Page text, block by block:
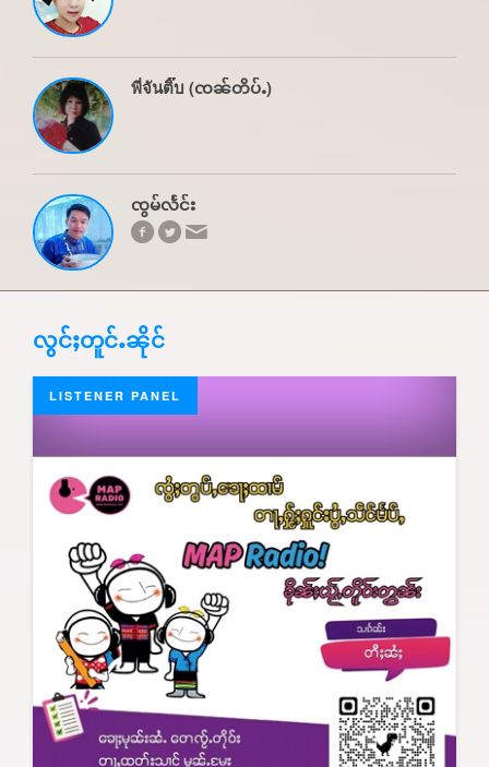
พี่จันติ๊บ (ၸၼ်တိပ်ႉ)
ၸွမ်လႅင်း
လွင်ႈတူင်ႉၼိုင်
LISTENER PANEL